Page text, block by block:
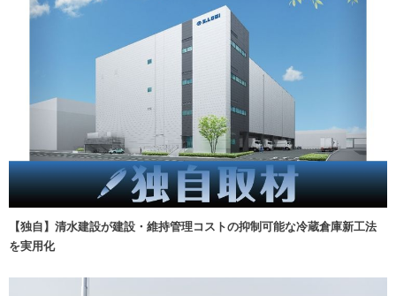
【独自】清水建設が建設・維持管理コストの抑制可能な冷蔵倉庫新工法
を実用化